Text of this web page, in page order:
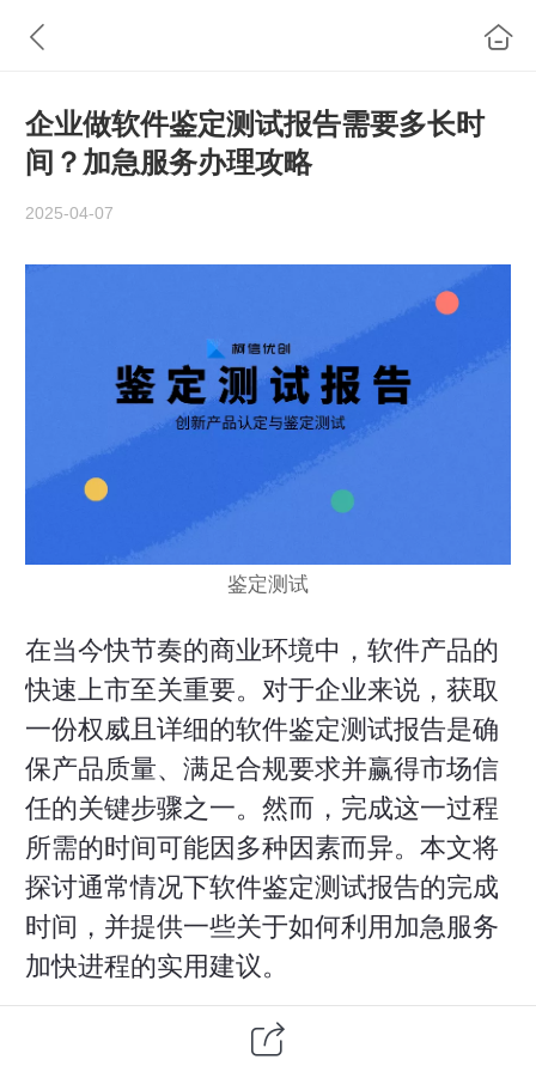
企业做软件鉴定测试报告需要多长时
间？加急服务办理攻略
2025-04-07
鉴定测试
在当今快节奏的商业环境中， 软件产品的
快速上市至关重要。对于企业来说，获取
一份权威且详细的软件鉴定测试报告是确
保产品质量、满足合规要求并赢得市场信
任的关键步骤之一。然而，完成这一过程
所需的时间可能因多种因素而异。本文将
探讨通常情况下软件鉴定测试报告的完成
时间，并提供一些关于如何利用加急服务
加快进程的实用建议。
一、常规软件鉴定测试报告所需时间